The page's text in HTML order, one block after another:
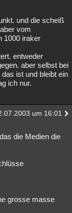
und die scheiß
vom
1000 iraker
entweder
aber selbst bei
ist und bleibt ein
ich nur.
um 16:01
die Medien die
grosse masse